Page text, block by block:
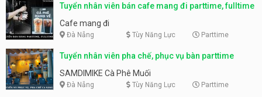
Tuyển nhân viên bán cafe mang đi parttime, fulltime
Cafe mang đi
Đà Nẵng Tùy Năng Lực Parttime
Tuyển nhân viên pha chế, phục vụ bàn parttime
SAMDIMIKE Cà Phê Muối
Đà Nẵng Tùy Năng Lực Parttime